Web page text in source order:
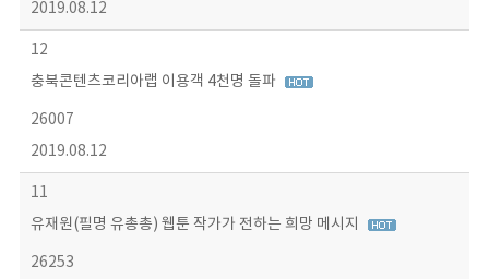
2019.08.12
12
충북콘텐츠코리아랩 이용객 4천명 돌파
26007
2019.08.12
11
유재원(필명 유총총) 웹툰 작가가 전하는 희망 메시지
26253